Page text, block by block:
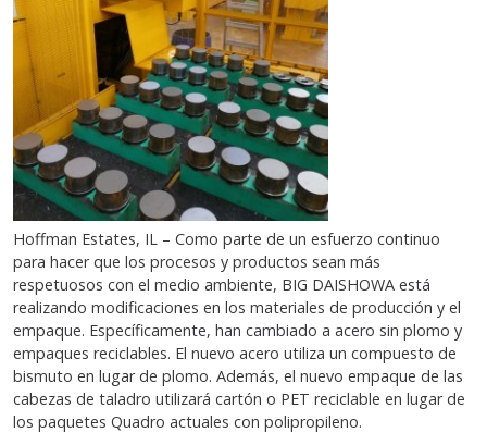
Hoffman Estates, IL – Como parte de un esfuerzo continuo
para hacer que los procesos y productos sean más
respetuosos con el medio ambiente, BIG DAISHOWA está
realizando modificaciones en los materiales de producción y el
empaque. Específicamente, han cambiado a acero sin plomo y
empaques reciclables. El nuevo acero utiliza un compuesto de
bismuto en lugar de plomo. Además, el nuevo empaque de las
cabezas de taladro utilizará cartón o PET reciclable en lugar de
los paquetes Quadro actuales con polipropileno.